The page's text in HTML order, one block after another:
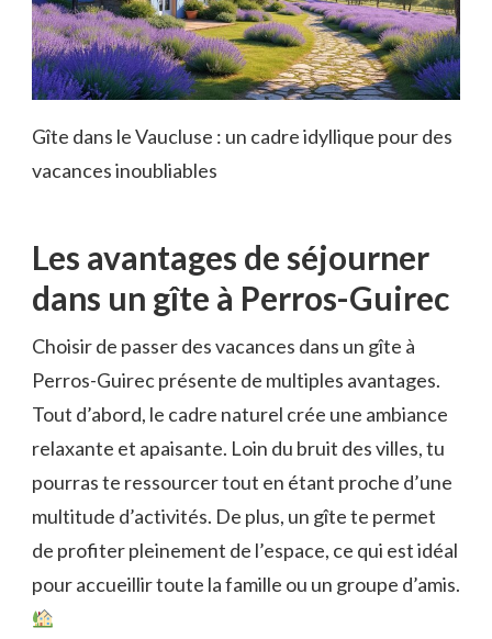
Gîte dans le Vaucluse : un cadre idyllique pour des
vacances inoubliables
Les avantages de séjourner
dans un gîte à Perros-Guirec
Choisir de passer des vacances dans un gîte à
Perros-Guirec présente de multiples avantages.
Tout d’abord, le cadre naturel crée une ambiance
relaxante et apaisante. Loin du bruit des villes, tu
pourras te ressourcer tout en étant proche d’une
multitude d’activités. De plus, un gîte te permet
de profiter pleinement de l’espace, ce qui est idéal
pour accueillir toute la famille ou un groupe d’amis.